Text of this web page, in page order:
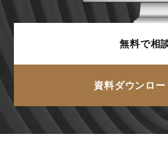
無料で相
資料ダウンロー